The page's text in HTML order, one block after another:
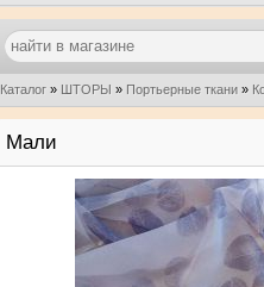
Каталог » ШТОРЫ » Портьерные ткани »
Мали